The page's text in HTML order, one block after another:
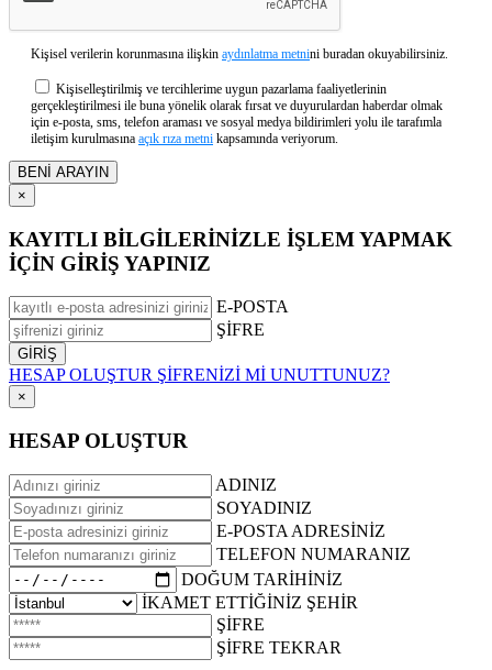
Kişisel verilerin korunmasına ilişkin aydınlatma metnini buradan okuyabilirsiniz.
Kişiselleştirilmiş ve tercihlerime uygun pazarlama faaliyetlerinin
gerçekleştirilmesi ile buna yönelik olarak fırsat ve duyurulardan haberdar olmak
için e-posta, sms, telefon araması ve sosyal medya bildirimleri yolu ile tarafımla
iletişim kurulmasına açık rıza metni kapsamında veriyorum.
×
KAYITLI BİLGİLERİNİZLE İŞLEM YAPMAK
İÇİN GİRİŞ YAPINIZ
E-POSTA
ŞİFRE
HESAP OLUŞTUR ŞİFRENİZİ Mİ UNUTTUNUZ?
×
HESAP OLUŞTUR
ADINIZ
SOYADINIZ
E-POSTA ADRESİNİZ
TELEFON NUMARANIZ
DOĞUM TARİHİNİZ
İKAMET ETTİĞİNİZ ŞEHİR
ŞİFRE
ŞİFRE TEKRAR